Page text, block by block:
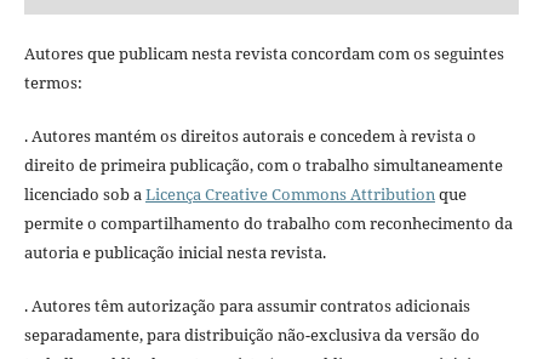
Autores que publicam nesta revista concordam com os seguintes
termos:
. Autores mantém os direitos autorais e concedem à revista o
direito de primeira publicação, com o trabalho simultaneamente
licenciado sob aLicença Creative Commons Attributionque
permite o compartilhamento do trabalho com reconhecimento da
autoria e publicação inicial nesta revista.
. Autores têm autorização para assumir contratos adicionais
separadamente, para distribuição não-exclusiva da versão do